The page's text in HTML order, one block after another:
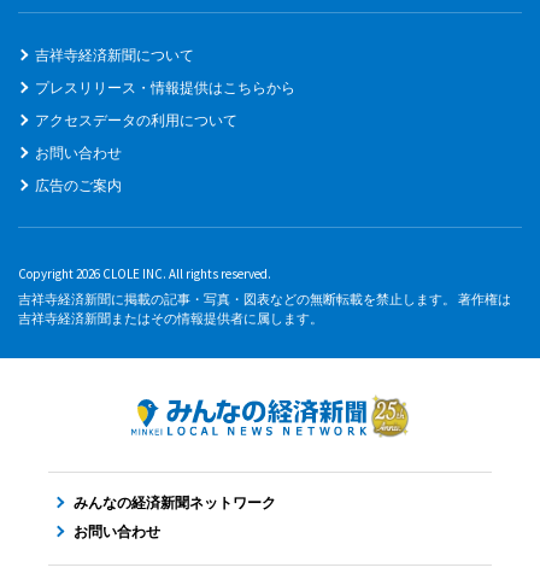
吉祥寺経済新聞について
プレスリリース・情報提供はこちらから
アクセスデータの利用について
お問い合わせ
広告のご案内
Copyright 2026 CLOLE INC. All rights reserved.
吉祥寺経済新聞に掲載の記事・写真・図表などの無断転載を禁止します。 著作権は
吉祥寺経済新聞またはその情報提供者に属します。
みんなの経済新聞ネットワーク
お問い合わせ